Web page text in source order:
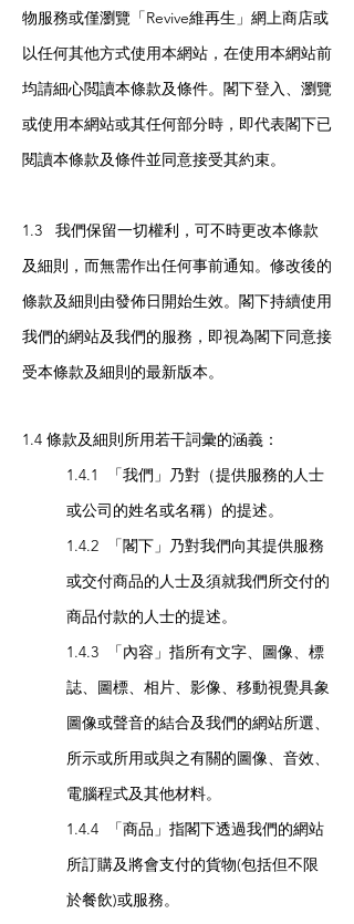
物服務或僅瀏覽「Revive維再生」網上商店或
以任何其他方式使用本網站，在使用本網站前
均請細心閲讀本條款及條件。閣下登入、瀏覽
或使用本網站或其任何部分時，即代表閣下已
閱讀本條款及條件並同意接受其約束。
1.3 我們保留一切權利，可不時更改本條款
及細則，而無需作出任何事前通知。修改後的
條款及細則由發佈日開始生效。閣下持續使用
我們的網站及我們的服務，即視為閣下同意接
受本條款及細則的最新版本。
1.4 條款及細則所用若干詞彙的涵義：
1.4.1 「我們」乃對（提供服務的人士
或公司的姓名或名稱）的提述。
1.4.2 「閣下」乃對我們向其提供服務
或交付商品的人士及須就我們所交付的
商品付款的人士的提述。
1.4.3 「內容」指所有文字、圖像、標
誌、圖標、相片、影像、移動視覺具象
圖像或聲音的結合及我們的網站所選、
所示或所用或與之有關的圖像、音效、
電腦程式及其他材料。
1.4.4 「商品」指閣下透過我們的網站
所訂購及將會支付的貨物(包括但不限
於餐飲)或服務。